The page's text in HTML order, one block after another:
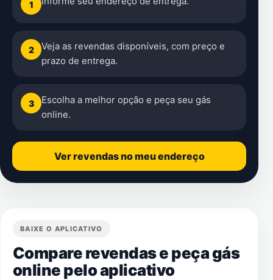
1
2
Veja as revendas disponíveis, com preço e
prazo de entrega.
3
Escolha a melhor opção e peça seu gás
online.
Ver revendas no meu endereço
BAIXE O APLICATIVO
Compare revendas e peça gás
online pelo aplicativo